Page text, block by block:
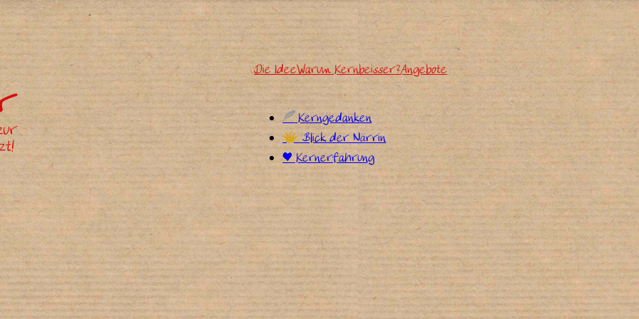
Die IdeeWarum Kernbeisser?Angebote
%Kerngedanken
$Blick der Närrin
÷ Kernerfahrung